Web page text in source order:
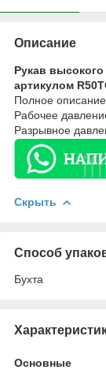
Описание
Рукав высокого
артикулом
Полное
Рабочее
Разрывное
Скрыть
Способ
Бухта
Основные